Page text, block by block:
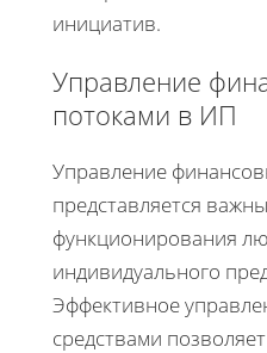
инициатив.
Управление
потоками в ИП
Управление
представляется
функционирования
индивидуального
Эффективное
средствами